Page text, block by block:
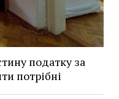
податку за
потрібні